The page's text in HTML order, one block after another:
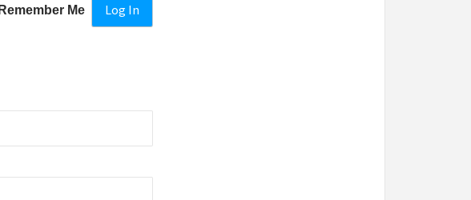
Remember Me